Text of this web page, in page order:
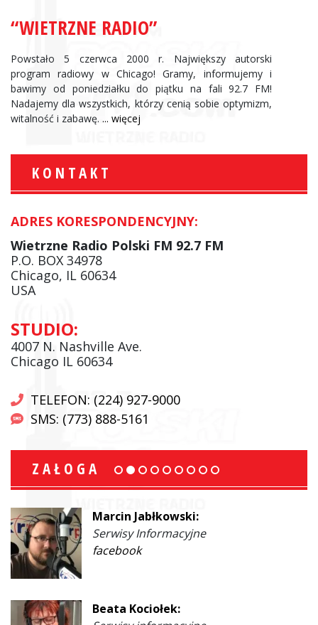
“WIETRZNE RADIO”
Powstało 5 czerwca 2000 r. Największy autorski
program radiowy w Chicago! Gramy, informujemy i
bawimy od poniedziałku do piątku na fali 92.7 FM!
Nadajemy dla wszystkich, którzy cenią sobie optymizm,
witalność i zabawę. ... więcej
KONTAKT
ADRES KORESPONDENCYJNY:
Wietrzne Radio Polski FM 92.7 FM
P.O. BOX 34978
Chicago, IL 60634
USA
STUDIO:
4007 N. Nashville Ave.
Chicago IL 60634
TELEFON: (224) 927-9000
SMS: (773) 888-5161
ZAŁOGA
Marcin Jabłkowski:
Serwisy Informacyjne
facebook
Beata Kociołek: